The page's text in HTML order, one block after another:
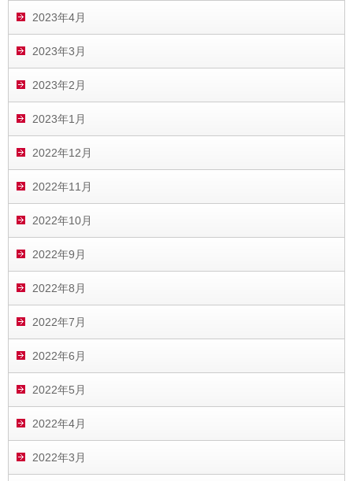
2023年4月
2023年3月
2023年2月
2023年1月
2022年12月
2022年11月
2022年10月
2022年9月
2022年8月
2022年7月
2022年6月
2022年5月
2022年4月
2022年3月